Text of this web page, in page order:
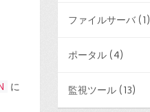
に
ファイルサーバ(1)
ポータル (4)
監視ツール (13)